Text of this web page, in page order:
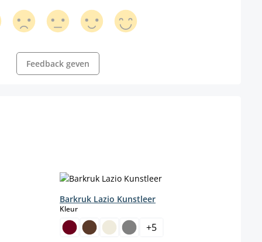
Feedback geven
niet beschikbaar.)
Barkruk Lazio Kunstleer
Kleurselect
+5